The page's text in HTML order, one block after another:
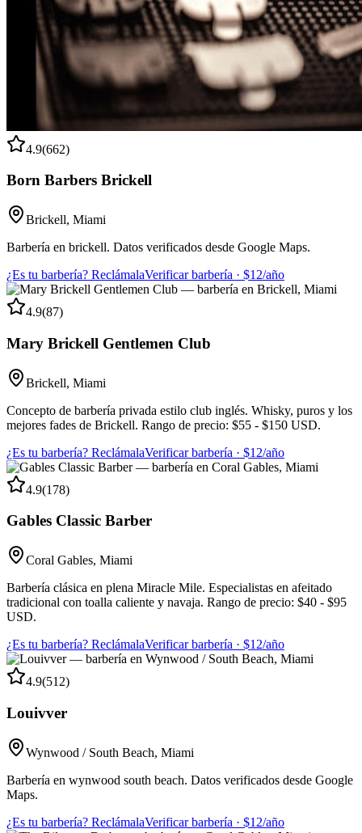
4.9(662)
Born Barbers Brickell
Brickell, Miami
Barbería en brickell. Datos verificados desde Google Maps.
¿Es tu barbería? ReclámalaVerificar barbería · $12/año
4.9(87)
Mary Brickell Gentlemen Club
Brickell, Miami
Concepto de barbería privada estilo club inglés. Whisky, puros y los
mejores fades de Brickell. Rango de precio: $55 - $150 USD.
¿Es tu barbería? ReclámalaVerificar barbería · $12/año
4.9(178)
Gables Classic Barber
Coral Gables, Miami
Barbería clásica en plena Miracle Mile. Especialistas en afeitado
tradicional con toalla caliente y navaja. Rango de precio: $40 - $95
USD.
¿Es tu barbería? ReclámalaVerificar barbería · $12/año
4.9(512)
Louivver
Wynwood / South Beach, Miami
Barbería en wynwood south beach. Datos verificados desde Google
Maps.
¿Es tu barbería? ReclámalaVerificar barbería · $12/año